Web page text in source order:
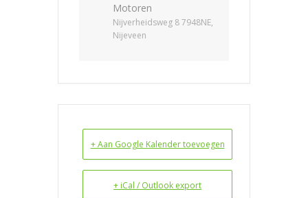
Motoren
Nijverheidsweg 8 7948NE,
Nijeveen
+ Aan Google Kalender toevoegen
+ iCal / Outlook export